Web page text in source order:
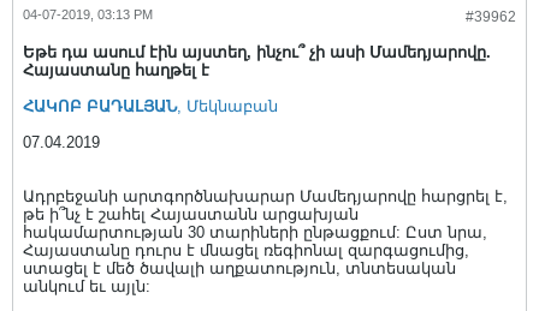
#39962
04-07-2019, 03:13 PM
Եթե դա ասում էին այստեղ, ինչու՞ չի ասի Մամեդյարովը.
Հայաստանը հաղթել է
ՀԱԿՈԲ ԲԱԴԱԼՅԱՆ, Մեկնաբան
07.04.2019
Ադրբեջանի արտգործնախարար Մամեդյարովը հարցրել է,
թե ի՞նչ է շահել Հայաստանն արցախյան
հակամարտության 30 տարիների ընթացքում: Ըստ նրա,
Հայաստանը դուրս է մնացել ռեգիոնալ զարգացումից,
ստացել է մեծ ծավալի աղքատություն, տնտեսական
անկում եւ այլն: